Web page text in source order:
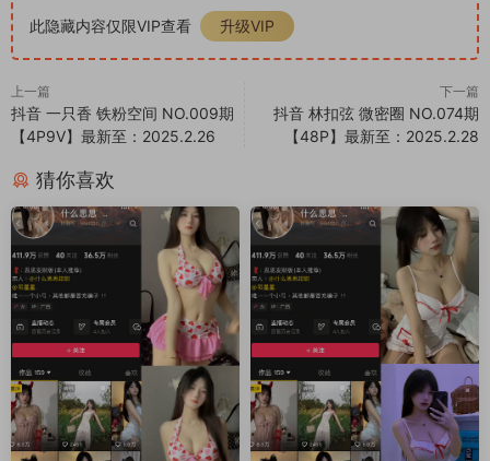
此隐藏内容仅限VIP查看 升级VIP
上一篇
抖音 一只香 铁粉空间 NO.009期
【4P9V】最新至：2025.2.26
下一篇
抖音 林扣弦 微密圈 NO.074期
【48P】最新至：2025.2.28
猜你喜欢